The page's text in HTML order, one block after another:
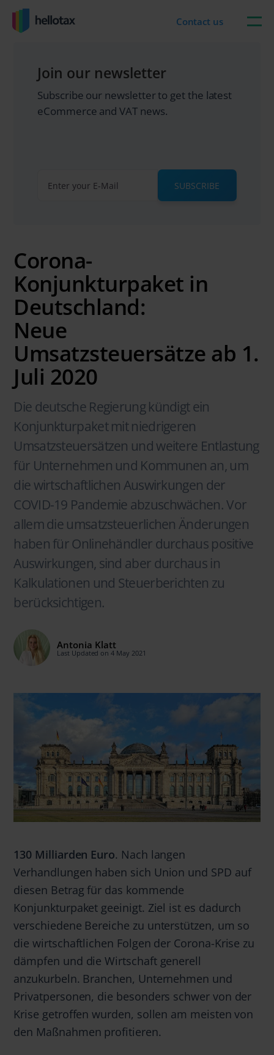
content
Contact us
Join our newsletter
Subscribe our newsletter to get the latest
eCommerce and VAT news.
SUBSCRIBE
Corona-
Konjunkturpaket in
Deutschland:
Neue
Umsatzsteuersätze ab 1.
Juli 2020
Die deutsche Regierung kündigt ein
Konjunkturpaket mit niedrigeren
Umsatzsteuersätzen und weitere Entlastung
für Unternehmen und Kommunen an, um
die wirtschaftlichen Auswirkungen der
COVID-19 Pandemie abzuschwächen. Vor
allem die umsatzsteuerlichen Änderungen
haben für Onlinehändler durchaus positive
Auswirkungen, sind aber durchaus in
Kalkulationen und Steuerberichten zu
berücksichtigen.
Antonia Klatt
Last Updated on 4 May 2021
130 Milliarden Euro. Nach langen
Verhandlungen haben sich Union und SPD auf
diesen Betrag für das kommende
Konjunkturpaket geeinigt. Ziel ist es dadurch
verschiedene Bereiche zu unterstützen, um so
die wirtschaftlichen Folgen der Corona-Krise zu
dämpfen und die Wirtschaft generell
anzukurbeln. Branchen, Unternehmen und
Privatpersonen, die besonders schwer von der
Krise getroffen wurden, sollen am meisten von
den Maßnahmen profitieren.